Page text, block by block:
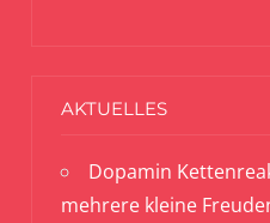
AKTUELLES
Dopamin
mehrere kleine